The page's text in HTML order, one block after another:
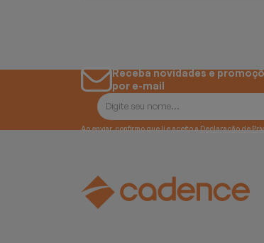
Receba novidades e
por e-mail
Ao enviar, confirmo que li e aceito a